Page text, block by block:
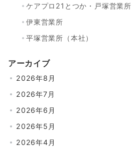
ケアプロ21とつか・戸塚営業所
伊東営業所
平塚営業所（本社）
アーカイブ
2026年8月
2026年7月
2026年6月
2026年5月
2026年4月